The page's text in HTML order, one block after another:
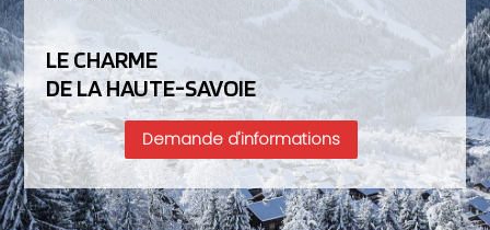
LE CHARME
DE LA HAUTE-SAVOIE
Demande d'informations